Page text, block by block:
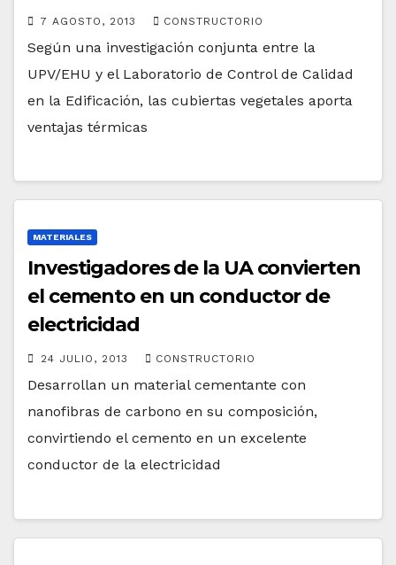
7 AGOSTO, 2013 CONSTRUCTORIO
Según una investigación conjunta entre la
UPV/EHU y el Laboratorio de Control de Calidad
en la Edificación, las cubiertas vegetales aporta
ventajas térmicas
MATERIALES
Investigadores de la UA convierten
el cemento en un conductor de
electricidad
24 JULIO, 2013 CONSTRUCTORIO
Desarrollan un material cementante con
nanofibras de carbono en su composición,
convirtiendo el cemento en un excelente
conductor de la electricidad